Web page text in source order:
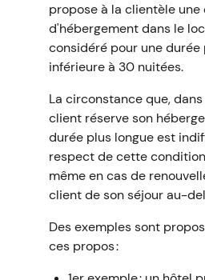
propose à la clientèle une
d'hébergement dans le
considéré pour une
inférieure à 30 nuitées.
La circonstance que,
client réserve son
durée plus longue est
respect de cette
même en cas de
client de son séjour au-
Des exemples sont
ces propos :